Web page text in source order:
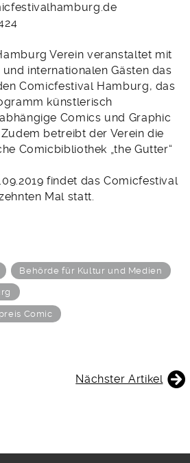
Verein veranstaltet mit
internationalen Gästen das
Comicfestival Hamburg, das
künstlerisch
Comics und Graphic
betreibt der Verein die
Comicbibliothek „the Gutter“
findet das Comicfestival
Mal statt.
Behörde für Kultur und Medien
Comic
Nächster Artikel